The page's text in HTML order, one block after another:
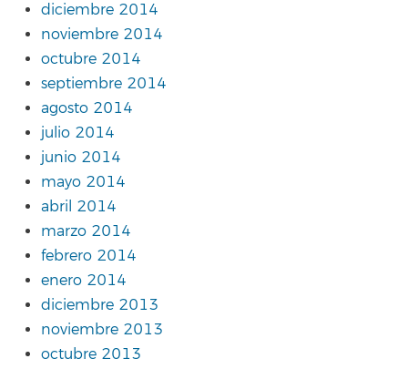
diciembre 2014
noviembre 2014
octubre 2014
septiembre 2014
agosto 2014
julio 2014
junio 2014
mayo 2014
abril 2014
marzo 2014
febrero 2014
enero 2014
diciembre 2013
noviembre 2013
octubre 2013